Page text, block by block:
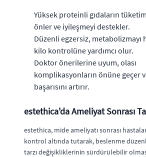
Yüksek proteinli gıdaların
önler ve iyileşmeyi destekler.
Düzenli egzersiz, metabolizmayı
kilo kontrolüne yardımcı olur.
Doktor önerilerine uyum, olası
komplikasyonların önüne geçer
başarısını artırır.
estethica'da Ameliyat Sonrası
estethica, mide ameliyatı sonrası
kontrol altında tutarak, beslenme
tarzı değişikliklerinin sürdürülebilir